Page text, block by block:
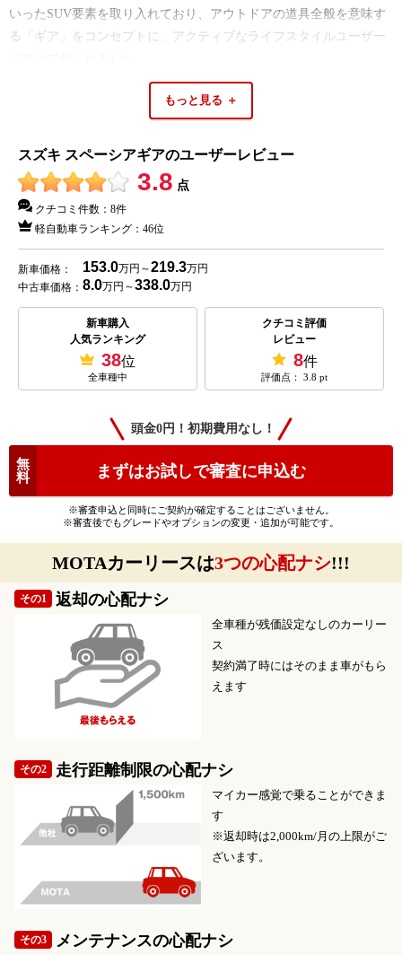
いったSUV要素を取り入れており、アウトドアの道具全般を意味す
る「ギア」をコンセプトに、アクティブなライフスタイルユーザー
「スペーシアギア」は「スペーシア」と同じボディパネルを使用
し、室内長2155ミリ、室内高1410ミリと広い室内空間が特徴的。高
い天井と低床設計、スクエア型のボディによりゆとりのある空間が
■スペーシアギアのエクステリア・インテリアについて
スペーシアと同じくスーツケースをモチーフにしたデザインとなっ
ており、SUVテイストのエクステリアには、ガンメタリック塗装を
施したルーフやフロントフェイスがワイルドな印象を与えます。
ボディカラーはモノトーンが4色、ルーフがブラックのツートーンカ
ラーが5色の計9色がラインナップされています。
インテリアは、ボディカラーに関係なくブラックを基調としたデザ
インで統一されています。インパネには、ガンメタリックのカラー
パネルを使用し、ツールボックスをイメージしたアッパーボックス
が個性的。
シートは全席が撥水加工仕様となっており、水や汚れに強く、濡れ
たものを積んでも気にせずにさっと拭き取れます。サーフボードや
キャンプ道具などの汚れも気にせず積むことができます。
荷室の開口部は低床かつ開口が広いため、荷物の積み下ろしがしや
すく、シートアレンジ次第では自転車やサーフボードなど長さのあ
る荷物を積み込めるスペースを作ることもできます。
スペーシアギアは、マイルドハイブリッドシステムを全車に採用し
ており、減速時に発電した電力をバッテリーに充電し、走行時にモ
ーターでエンジンをアシストしたり、電装品の電力に利用すること
660ccのNAエンジンとターボエンジンの2種類があり、トランスミッ
スズキ スペーシアギアのユーザーレビュー
3.8 点
クチコミ件数： 8件
軽自動車ランキング： 46位
新車価格： 153.0万円～219.3万円
中古車価格： 8.0万円～338.0万円
新車購入
人気ランキング
38位
全車種中
クチコミ評価
レビュー
8件
評価点：3.8 pt
頭金0円！初期費用なし！
無
料
まずはお試しで審査に申込む
※審査申込と同時にご契約が確定することはございません。
※審査後でもグレードやオプションの変更・追加が可能です。
MOTAカーリースは3つの心配ナシ!!!
その1 返却の心配ナシ
全車種が残価設定なしのカーリー
ス
契約満了時にはそのまま車がもら
えます
その2 走行距離制限の心配ナシ
マイカー感覚で乗ることができま
す
※返却時は2,000km/月の上限がご
ざいます。
その3 メンテナンスの心配ナシ